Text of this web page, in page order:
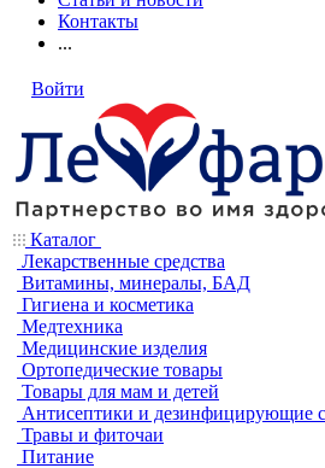
Контакты
...
Войти
Каталог
Лекарственные средства
Витамины, минералы, БАД
Гигиена и косметика
Медтехника
Медицинские изделия
Ортопедические товары
Товары для мам и детей
Антисептики и дезинфицирующие
Травы и фиточаи
Питание